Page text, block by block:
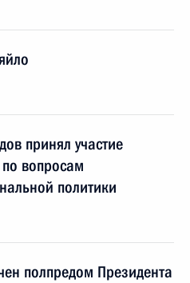
принял участие
вопросам
политики
полпредом Президента